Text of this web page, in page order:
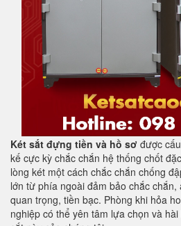
Két sắt đựng tiền và hồ sơ được
kế cực kỳ chắc chắn hệ thống chốt
lòng két một cách chắc chắn chống
lớn từ phía ngoài đảm bảo chắc chắn,
quan trọng, tiền bạc. Phòng khi hỏa
nghiệp có thể yên tâm lựa chọn và